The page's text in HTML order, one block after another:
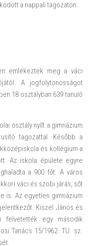
a nappali tagozaton.
emlékeztek meg a váci
A jogfolytonosságot
18 osztályban 639 tanuló
osztály nyílt a gimnázium
tagozattal. Később a
és kollégium a
Az iskola épülete egyre
a 900 főt. A város
váci és szobi járás, sőt
is. Az egyetlen gimnázium
Kiszel János és
felvetették egy második
Tanács 15/1962. TÜ. sz.